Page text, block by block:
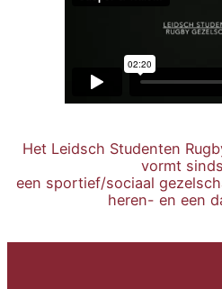
Het Leidsch Studenten
vormt
een sportief/sociaal
heren- en een